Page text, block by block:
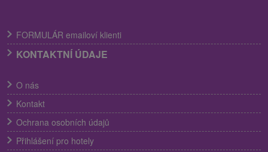
FORMULÁR emailoví klienti
KONTAKTNÍ ÚDAJE
O nás
Kontakt
Ochrana osobních údajů
Přihlášení pro hotely